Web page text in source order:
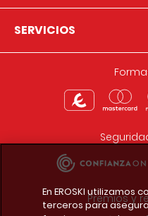
SERVICIOS
Premios y
En EROSKI utilizamos
terceros para